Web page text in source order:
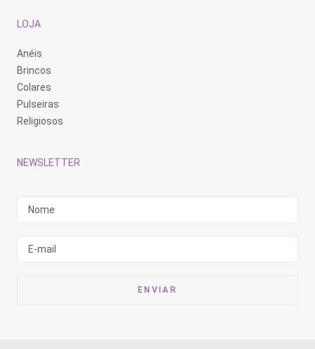
LOJA
Anéis
Brincos
Colares
Pulseiras
Religiosos
NEWSLETTER